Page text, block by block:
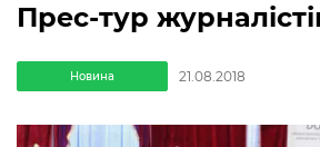
Прес-тур
Новина 21.08.2018